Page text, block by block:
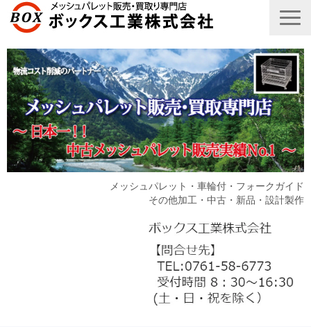
メッシュパレット・車輪付・フォークガイド
その他加工・中古・新品・設計製作